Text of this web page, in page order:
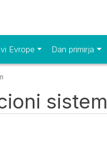
Evrope Dan primirja
sistem